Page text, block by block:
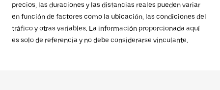
precios, las duraciones y las distancias reales pueden variar
en función de factores como la ubicación, las condiciones del
tráfico y otras variables. La información proporcionada aquí
es solo de referencia y no debe considerarse vinculante.